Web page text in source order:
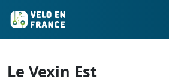
Le Vexin Est